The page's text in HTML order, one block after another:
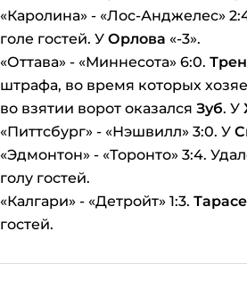
«Каролина» - «Лос-Анджелес»
голе гостей. У Орлова «-3».
«Оттава» - «Миннесота» 6:0.
штрафа, во время которых
во взятии ворот оказался Зуб. У
«Питтсбург» - «Нэшвилл» 3:0. У
«Эдмонтон» - «Торонто» 3:4.
голу гостей.
«Калгари» - «Детройт» 1:3.
гостей.